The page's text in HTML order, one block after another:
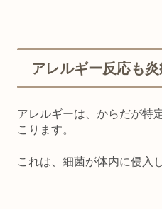
アレルギー反応も
アレルギーは、からだが特
こります。
これは、細菌が体内に侵入